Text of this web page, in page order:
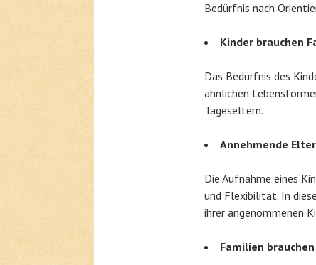
Bedürfnis nach
Kinder brauchen
Das Bedürfnis des
ähnlichen
Tageseltern.
Annehmende
Die Aufnahme eines
und Flexibilität. In
ihrer angenommenen
Familien